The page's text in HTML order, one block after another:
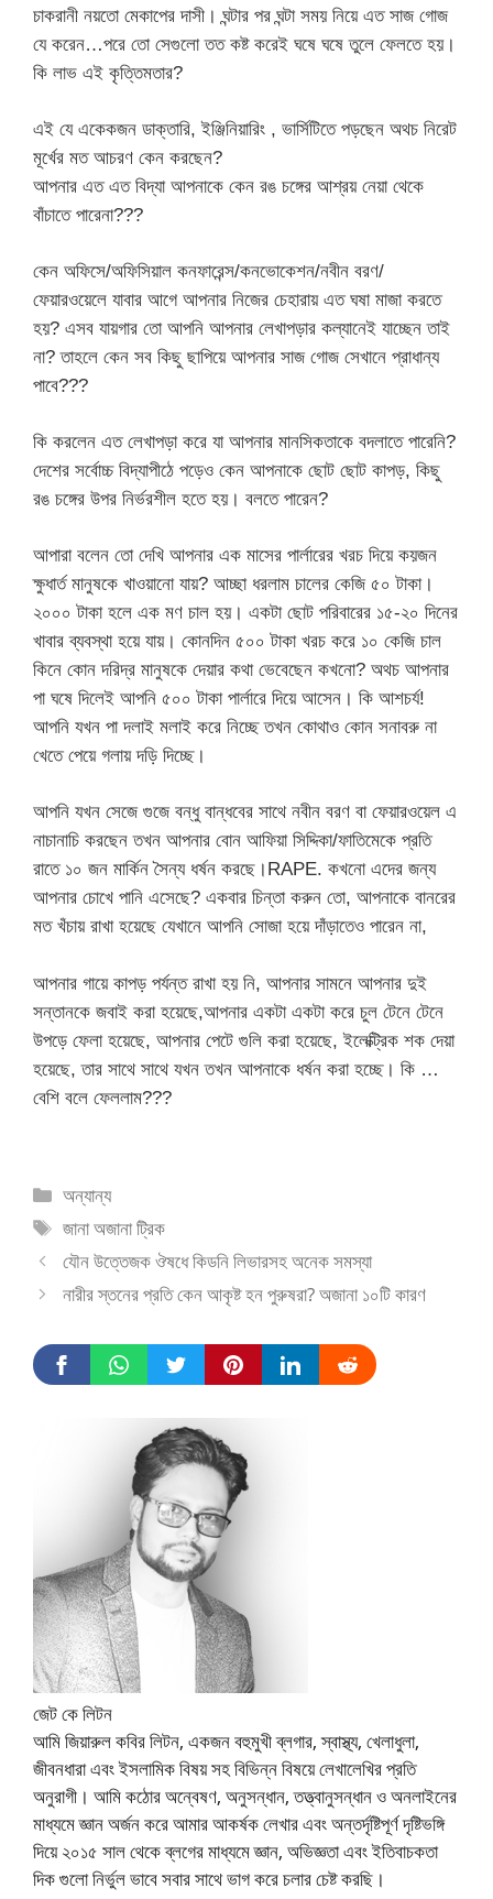
চাকরানী নয়তো মেকাপের দাসী। ঘন্টার পর ঘন্টা সময় নিয়ে এত সাজ গোজ
যে করেন…পরে তো সেগুলো তত কষ্ট করেই ঘষে ঘষে তুলে ফেলতে হয়।
কি লাভ এই কৃত্তিমতার?
এই যে একেকজন ডাক্তারি, ইঞ্জিনিয়ারিং , ভার্সিটিতে পড়ছেন অথচ নিরেট
মূর্খের মত আচরণ কেন করছেন?
আপনার এত এত বিদ্যা আপনাকে কেন রঙ চঙ্গের আশ্রয় নেয়া থেকে
বাঁচাতে পারেনা???
কেন অফিসে/অফিসিয়াল কনফারেন্স/কনভোকেশন/নবীন বরণ/
ফেয়ারওয়েলে যাবার আগে আপনার নিজের চেহারায় এত ঘষা মাজা করতে
হয়? এসব যায়গার তো আপনি আপনার লেখাপড়ার কল্যানেই যাচ্ছেন তাই
না? তাহলে কেন সব কিছু ছাপিয়ে আপনার সাজ গোজ সেখানে প্রাধান্য
পাবে???
কি করলেন এত লেখাপড়া করে যা আপনার মানসিকতাকে বদলাতে পারেনি?
দেশের সর্বোচ্চ বিদ্যাপীঠে পড়েও কেন আপনাকে ছোট ছোট কাপড়, কিছু
রঙ চঙ্গের উপর নির্ভরশীল হতে হয়। বলতে পারেন?
আপারা বলেন তো দেখি আপনার এক মাসের পার্লারের খরচ দিয়ে কয়জন
ক্ষুধার্ত মানুষকে খাওয়ানো যায়? আচ্ছা ধরলাম চালের কেজি ৫০ টাকা।
২০০০ টাকা হলে এক মণ চাল হয়। একটা ছোট পরিবারের ১৫-২০ দিনের
খাবার ব্যবস্থা হয়ে যায়। কোনদিন ৫০০ টাকা খরচ করে ১০ কেজি চাল
কিনে কোন দরিদ্র মানুষকে দেয়ার কথা ভেবেছেন কখনো? অথচ আপনার
পা ঘষে দিলেই আপনি ৫০০ টাকা পার্লারে দিয়ে আসেন। কি আশচর্য!
আপনি যখন পা দলাই মলাই করে নিচ্ছে তখন কোথাও কোন সনাবরু না
খেতে পেয়ে গলায় দড়ি দিচ্ছে।
আপনি যখন সেজে গুজে বন্ধু বান্ধবের সাথে নবীন বরণ বা ফেয়ারওয়েল এ
নাচানাচি করছেন তখন আপনার বোন আফিয়া সিদ্দিকা/ফাতিমেকে প্রতি
রাতে ১০ জন মার্কিন সৈন্য ধর্ষন করছে।RAPE. কখনো এদের জন্য
আপনার চোখে পানি এসেছে? একবার চিন্তা করুন তো, আপনাকে বানরের
মত খঁচায় রাখা হয়েছে যেখানে আপনি সোজা হয়ে দাঁড়াতেও পারেন না,
আপনার গায়ে কাপড় পর্যন্ত রাখা হয় নি, আপনার সামনে আপনার দুই
সন্তানকে জবাই করা হয়েছে,আপনার একটা একটা করে চুল টেনে টেনে
উপড়ে ফেলা হয়েছে, আপনার পেটে গুলি করা হয়েছে, ইলেক্ট্রিক শক দেয়া
হয়েছে, তার সাথে সাথে যখন তখন আপনাকে ধর্ষন করা হচ্ছে। কি …
বেশি বলে ফেললাম???
Categories
অন্যান্য
Tags
জানা অজানা ট্রিক
যৌন উত্তেজক ঔষধে কিডনি লিভারসহ অনেক সমস্যা
নারীর স্তনের প্রতি কেন আকৃষ্ট হন পুরুষরা? অজানা ১০টি কারণ
জেট কে লিটন
আমি জিয়ারুল কবির লিটন, একজন বহুমুখী ব্লগার, স্বাস্থ্য, খেলাধুলা,
জীবনধারা এবং ইসলামিক বিষয় সহ বিভিন্ন বিষয়ে লেখালেখির প্রতি
অনুরাগী। আমি কঠোর অন্বেষণ, অনুসন্ধান, তত্ত্বানুসন্ধান ও অনলাইনের
মাধ্যমে জ্ঞান অর্জন করে আমার আকর্ষক লেখার এবং অন্তর্দৃষ্টিপূর্ণ দৃষ্টিভঙ্গি
দিয়ে ২০১৫ সাল থেকে ব্লগের মাধ্যমে জ্ঞান, অভিজ্ঞতা এবং ইতিবাচকতা
দিক গুলো নির্ভুল ভাবে সবার সাথে ভাগ করে চলার চেষ্ট করছি।